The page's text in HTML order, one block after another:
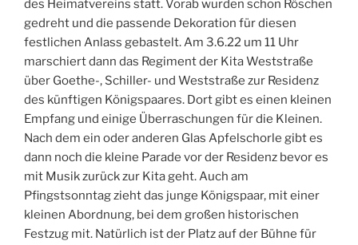
des Heimatvereins statt. Vorab wurden schon Röschen
gedreht und die passende Dekoration für diesen
festlichen Anlass gebastelt. Am 3.6.22 um 11 Uhr
marschiert dann das Regiment der Kita Weststraße
über Goethe-, Schiller- und Weststraße zur Residenz
des künftigen Königspaares. Dort gibt es einen kleinen
Empfang und einige Überraschungen für die Kleinen.
Nach dem ein oder anderen Glas Apfelschorle gibt es
dann noch die kleine Parade vor der Residenz bevor es
mit Musik zurück zur Kita geht. Auch am
Pfingstsonntag zieht das junge Königspaar, mit einer
kleinen Abordnung, bei dem großen historischen
Festzug mit. Natürlich ist der Platz auf der Bühne für